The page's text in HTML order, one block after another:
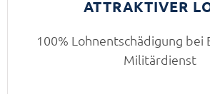
ATTRAKTIVER
100% Lohnentschädigung
Militärdienst